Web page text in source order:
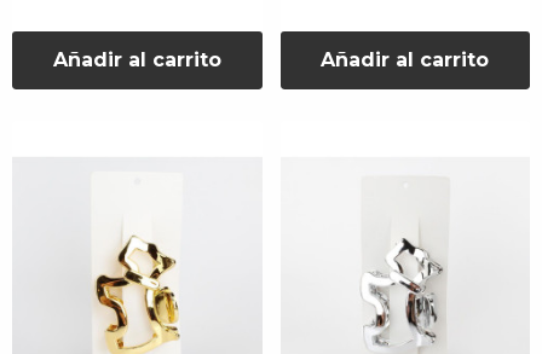
Añadir al carrito Añadir al carrito